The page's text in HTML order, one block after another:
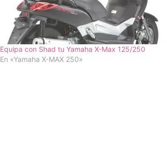
Equipa con Shad tu Yamaha X-Max 125/250
En «Yamaha X-MAX 250»